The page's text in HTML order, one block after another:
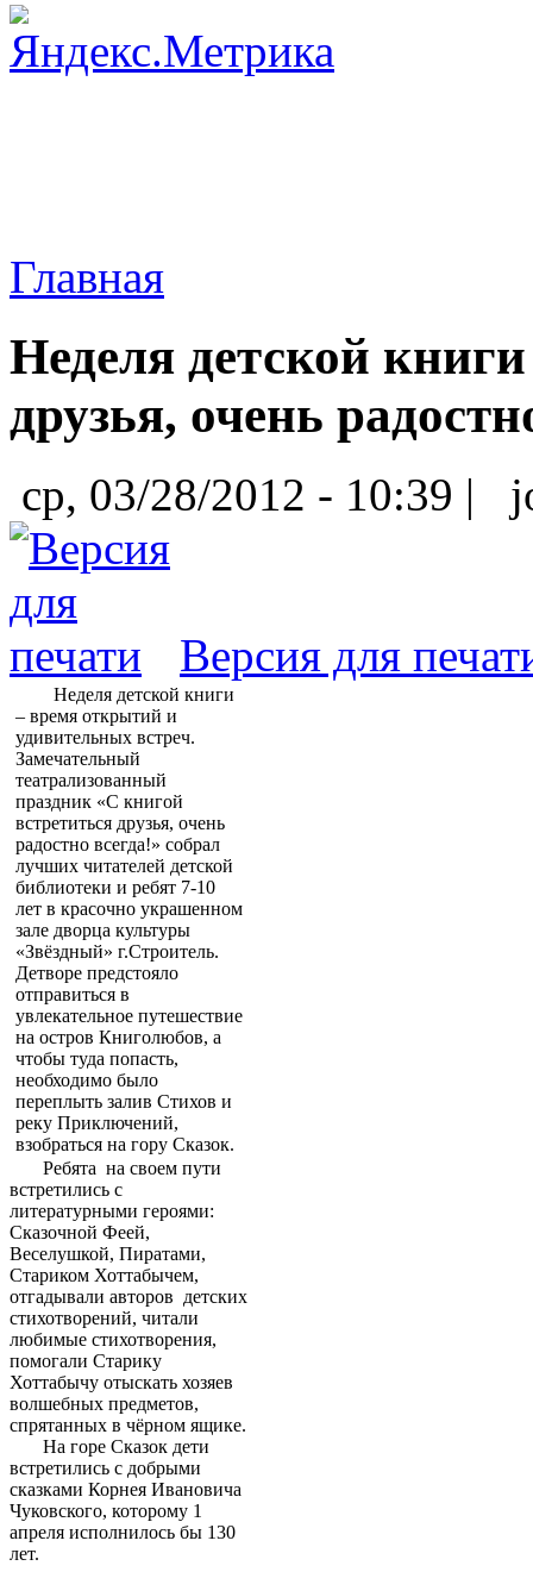
Главная
Неделя детской
друзья, очень
ср, 03/28/2012 - 10:39 |
Версия для
Неделя детской книги
– время открытий и
удивительных встреч.
Замечательный
театрализованный
праздник «С книгой
встретиться друзья, очень
радостно всегда!» собрал
лучших читателей детской
библиотеки и ребят 7-10
лет в красочно украшенном
зале дворца культуры
«Звёздный» г.Строитель.
Детворе предстояло
отправиться в
увлекательное путешествие
на остров Книголюбов, а
чтобы туда попасть,
необходимо было
переплыть залив Стихов и
реку Приключений,
взобраться на гору Сказок.
Ребята на своем пути
встретились с
литературными героями:
Сказочной Феей,
Веселушкой, Пиратами,
Стариком Хоттабычем,
отгадывали авторов детских
стихотворений, читали
любимые стихотворения,
помогали Старику
Хоттабычу отыскать хозяев
волшебных предметов,
спрятанных в чёрном ящике.
На горе Сказок дети
встретились с добрыми
сказками Корнея Ивановича
Чуковского, которому 1
апреля исполнилось бы 130
лет.